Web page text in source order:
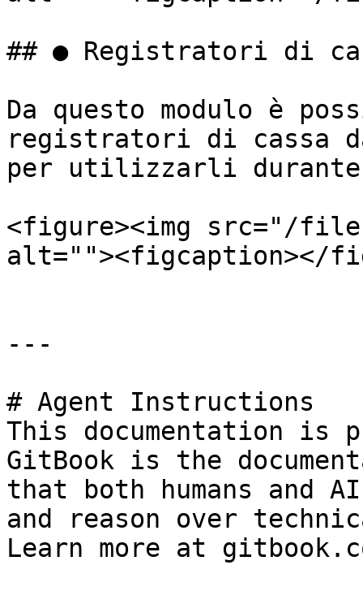
## ● Registratori di
Da questo modulo è
registratori di cassa
per utilizzarli
<figure><img src="/
alt=""><figcaption></
---
# Agent Instructions
This documentation is
GitBook is the
that both humans and
and reason over
Learn more at